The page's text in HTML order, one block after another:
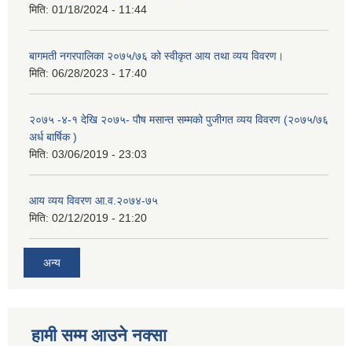
मिति: 01/18/2024 - 11:44
बागमती नगरपालिका २०७५/७६ को स्वीकृत आय तथा व्यय विवरण।
मिति: 06/28/2023 - 17:40
२०७५ -४-१ देखि २०७५- पौष मसान्त सम्मको पुजीगत व्यय विवरण (२०७५/७६
अर्ध बार्षिक )
मिति: 03/06/2019 - 23:03
आय व्यय विवरण आ.व.२०७४-७५
मिति: 02/12/2019 - 21:20
अन्य
हामी सम्म आउने नक्सा